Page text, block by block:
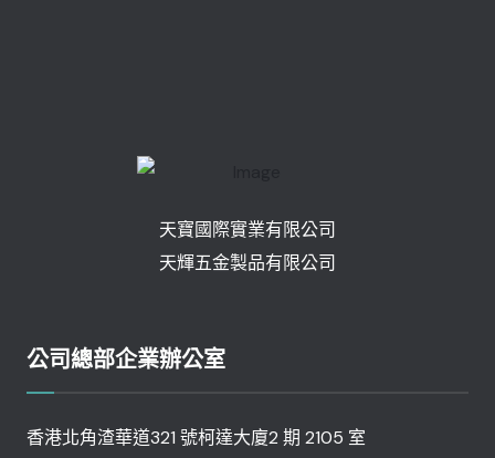
天寶國際實業有限公司
天輝五金製品有限公司
公司總部企業辦公室
香港北角渣華道321 號柯達大廈2 期 2105 室